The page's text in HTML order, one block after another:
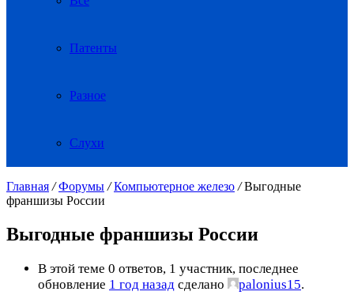
Патенты
Разное
Слухи
Главная / Форумы / Компьютерное железо / Выгодные
франшизы России
Выгодные франшизы России
В этой теме 0 ответов, 1 участник, последнее
обновление 1 год назад сделано palonius15.